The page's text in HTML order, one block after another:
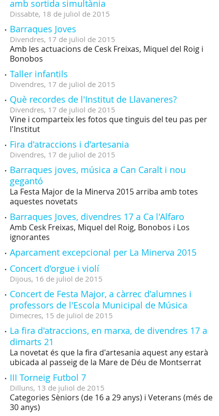
amb sortida simultània
Dissabte, 18 de juliol de 2015
Barraques Joves
Divendres, 17 de juliol de 2015
Amb les actuacions de Cesk Freixas, Miquel del Roig i
Bonobos
Taller infantils
Divendres, 17 de juliol de 2015
Què recordes de l'Institut de Llavaneres?
Divendres, 17 de juliol de 2015
Vine i comparteix les fotos que tinguis del teu pas per
l'Institut
Fira d'atraccions i d'artesania
Divendres, 17 de juliol de 2015
Barraques joves, música a Can Caralt i nou
gegantó
La Festa Major de la Minerva 2015 arriba amb totes
aquestes novetats
Barraques Joves, divendres 17 a Ca l'Alfaro
Amb Cesk Freixas, Miquel del Roig, Bonobos i Los
ignorantes
Aparcament excepcional per La Minerva 2015
Concert d'orgue i violí
Dijous, 16 de juliol de 2015
Concert de Festa Major, a càrrec d'alumnes i
professors de l'Escola Municipal de Música
Dimecres, 15 de juliol de 2015
La fira d'atraccions, en marxa, de divendres 17 a
dimarts 21
La novetat és que la fira d'artesania aquest any estarà
ubicada al passeig de la Mare de Déu de Montserrat
III Torneig Futbol 7
Dilluns, 13 de juliol de 2015
Categories Sèniors (de 16 a 29 anys) i Veterans (més de
30 anys)